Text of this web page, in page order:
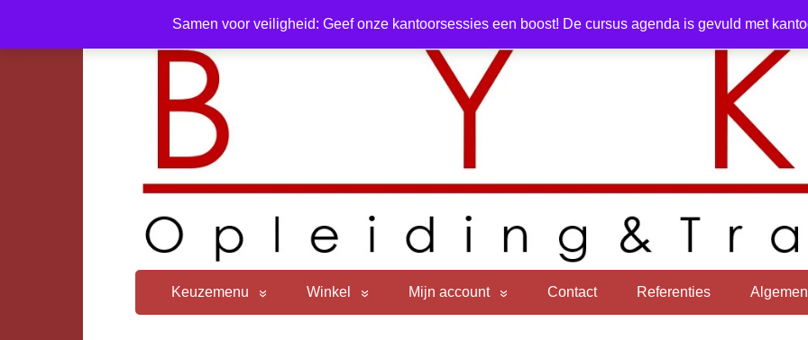
Samen voor veiligheid: Geef onze kantoorsessies een boost! De cursus agenda is gevuld met
Keuzemenu Winkel Mijn account Contact Referenties